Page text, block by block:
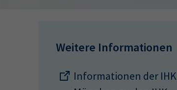
Weitere Informationen
Informationen der IHK